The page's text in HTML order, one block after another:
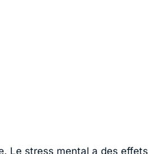
Le stress mental a des effets